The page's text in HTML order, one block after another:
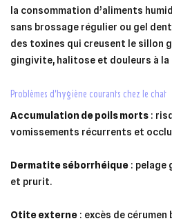
la consommation d’aliments
sans brossage régulier ou gel
des toxines qui creusent le sillon
gingivite, halitose et douleurs à
problèmes d’hygiène courants chez le chat
Accumulation de poils morts :
vomissements récurrents et
Dermatite séborrhéique : pelage
et prurit.
Otite externe : excès de